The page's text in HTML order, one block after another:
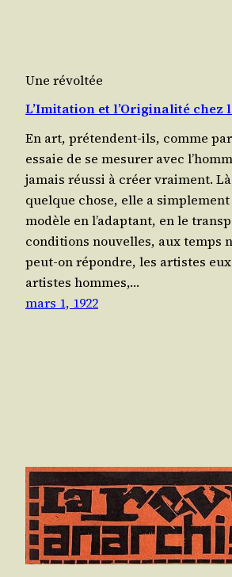
Une révoltée
L’Imitation et l’Originalité chez
En art, pré­tendent-ils, comme
essaie de se mesu­rer avec
jamais réus­si à créer vrai­ment.
quelque chose, elle a
modèle en l’adaptant, en le
condi­tions nou­velles, aux temps
peut-on répondre, les artistes
artistes hommes,…
mars 1, 1922